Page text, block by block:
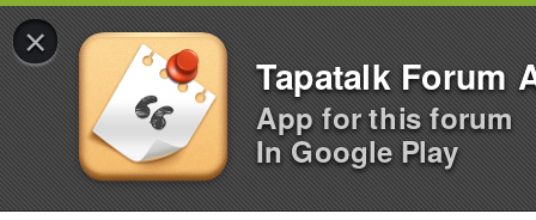
×
Tapatalk Forum
App for this forum
In Google Play